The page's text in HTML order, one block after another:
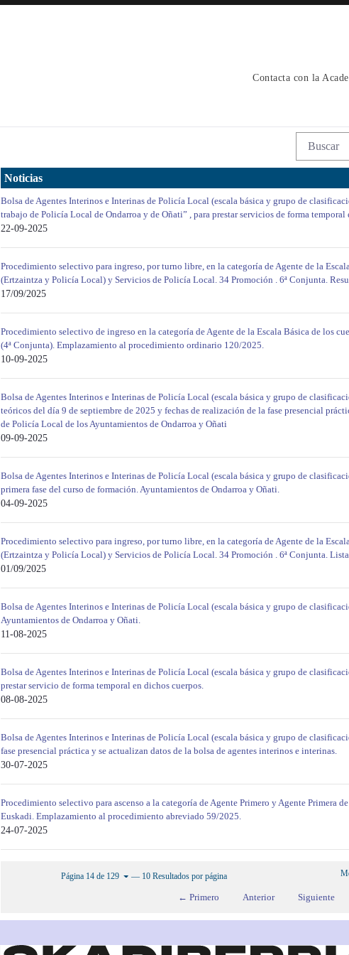
Contacta con la
Noticias
Bolsa de Agentes Interinos e Interinas de Policía Local (escala básica y grupo de
trabajo de Policía Local de Ondarroa y de Oñati” , para prestar servicios de forma temporal
22-09-2025
Procedimiento selectivo para ingreso, por turno libre, en la categoría de Agente de la
(Ertzaintza y Policía Local) y Servicios de Policía Local. 34 Promoción . 6ª Conjunta.
17/09/2025
Procedimiento selectivo de ingreso en la categoría de Agente de la Escala Básica de los
(4ª Conjunta). Emplazamiento al procedimiento ordinario 120/2025.
10-09-2025
Bolsa de Agentes Interinos e Interinas de Policía Local (escala básica y grupo de
teóricos del día 9 de septiembre de 2025 y fechas de realización de la fase presencial
de Policía Local de los Ayuntamientos de Ondarroa y Oñati
09-09-2025
Bolsa de Agentes Interinos e Interinas de Policía Local (escala básica y grupo de
primera fase del curso de formación. Ayuntamientos de Ondarroa y Oñati.
04-09-2025
Procedimiento selectivo para ingreso, por turno libre, en la categoría de Agente de la
(Ertzaintza y Policía Local) y Servicios de Policía Local. 34 Promoción . 6ª Conjunta.
01/09/2025
Bolsa de Agentes Interinos e Interinas de Policía Local (escala básica y grupo de
Ayuntamientos de Ondarroa y Oñati.
11-08-2025
Bolsa de Agentes Interinos e Interinas de Policía Local (escala básica y grupo de
prestar servicio de forma temporal en dichos cuerpos.
08-08-2025
Bolsa de Agentes Interinos e Interinas de Policía Local (escala básica y grupo de
fase presencial práctica y se actualizan datos de la bolsa de agentes interinos e interinas.
30-07-2025
Procedimiento selectivo para ascenso a la categoría de Agente Primero y Agente Primera
Euskadi. Emplazamiento al procedimiento abreviado 59/2025.
24-07-2025
Página 14 de 129 — 10 Resultados por página
← Primero Anterior Siguiente